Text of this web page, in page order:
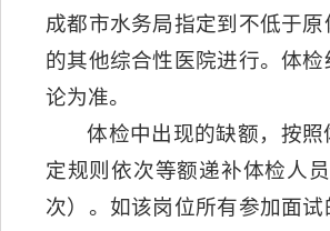
成都市水务局指定到不低于
的其他综合性医院进行。体
论为准。
体检中出现的缺额，按照
定规则依次等额递补体检人
次）。如该岗位所有参加面